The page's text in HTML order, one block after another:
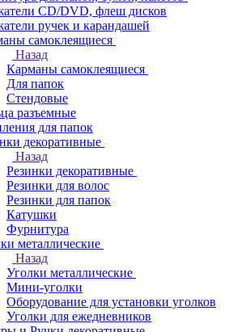
CD/DVD, флеш дисков
ручек и карандашей
самоклеящиеся
Назад
Карманы самоклеящиеся
Для папок
Стендовые
разъемные
для папок
декоративные
Назад
Резинки декоративные
Резинки для волос
Резинки для папок
Катушки
Фурнитура
металлические
Назад
Уголки металлические
Мини-уголки
Оборудование для установки уголков
Уголки для ежедневников